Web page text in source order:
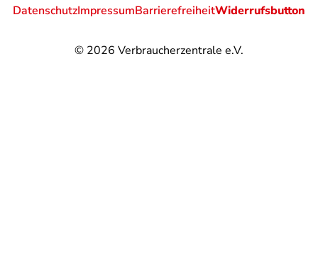
© 2026 Verbraucherzentrale e.V.
DatenschutzImpressumBarrierefreiheitWiderrufsbutton